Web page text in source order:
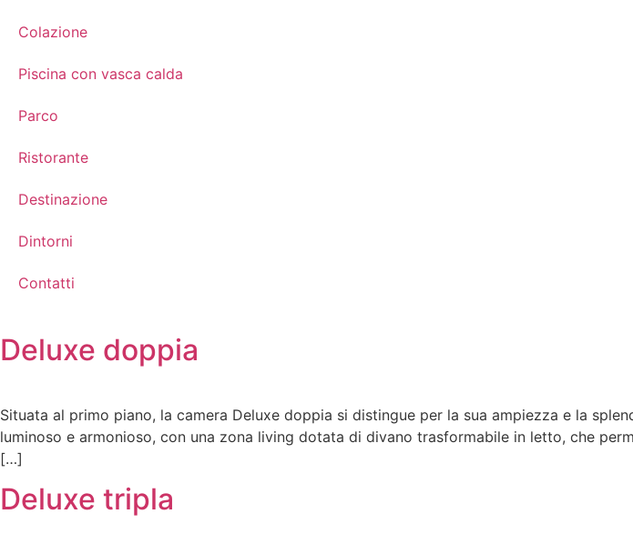
Colazione
Piscina con vasca calda
Parco
Ristorante
Destinazione
Dintorni
Contatti
Deluxe doppia
Situata al primo piano, la camera Deluxe doppia si distingue per la sua ampiezza e la
luminoso e armonioso, con una zona living dotata di divano trasformabile in letto, che
[…]
Deluxe tripla